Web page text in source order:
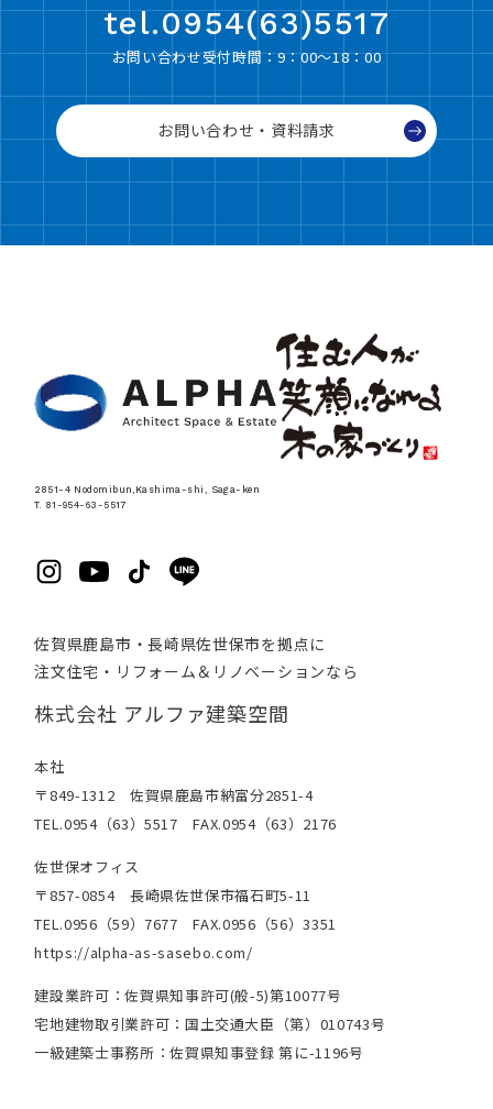
tel.0954(63)5517
お問い合わせ受付時間：9：00〜18：00
お問い合わせ・資料請求
2851-4 Nodomibun,Kashima-shi, Saga-ken
T. 81-954-63-5517
佐賀県鹿島市・長崎県佐世保市を拠点に
注文住宅・リフォーム＆リノベーションなら
株式会社 アルファ建築空間
本社
〒849-1312 佐賀県鹿島市納富分2851-4
TEL.0954（63）5517 FAX.0954（63）2176
佐世保オフィス
〒857-0854 長崎県佐世保市福石町5-11
TEL.0956（59）7677 FAX.0956（56）3351
https://alpha-as-sasebo.com/
建設業許可：佐賀県知事許可(般-5)第10077号
宅地建物取引業許可：国土交通大臣（第）010743号
一級建築士事務所：佐賀県知事登録 第に-1196号